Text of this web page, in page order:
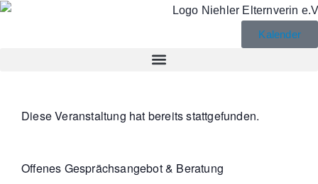
Kalender
Diese Veranstaltung hat bereits stattgefunden.
Offenes Gesprächsangebot & Beratung